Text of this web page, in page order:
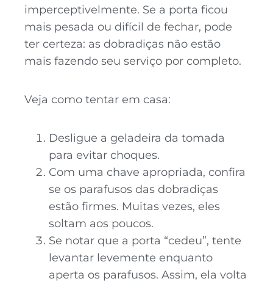
imperceptivelmente. Se a porta ficou
mais pesada ou difícil de fechar, pode
ter certeza: as dobradiças não estão
mais fazendo seu serviço por completo.
Veja como tentar em casa:
Desligue a geladeira da tomada
para evitar choques.
Com uma chave apropriada, confira
se os parafusos das dobradiças
estão firmes. Muitas vezes, eles
soltam aos poucos.
Se notar que a porta “cedeu”, tente
levantar levemente enquanto
aperta os parafusos. Assim, ela volta